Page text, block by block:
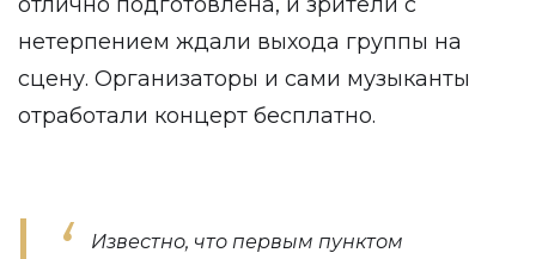
нетерпением ждали выхода группы на
сцену. Организаторы и сами музыканты
отработали концерт бесплатно.
Известно, что первым пунктом